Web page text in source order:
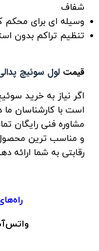
شفاف
وسیله ای برای
تنظیم تراکم بدون
قیمت لول سوئیچ
اگر نیاز به خرید
است با کارشناسان ما
مشاوره فنی رایگان
و مناسب ترین
رقابتی به شما ارائه